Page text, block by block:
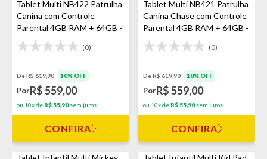
Tablet Multi NB422 Patrulha
Canina com Controle
Parental 4GB RAM + 64GB -
Rosa
(0)
De R$ 619,90 10% OFF
PorR$ 559,00
ou 10x de R$ 55,90sem juros
CONFIRA
Tablet Multi NB421 Patrulha
Canina Chase com Controle
Parental 4GB RAM + 64GB -
Azul
(0)
De R$ 619,90 10% OFF
PorR$ 559,00
ou 10x de R$ 55,90sem juros
CONFIRA